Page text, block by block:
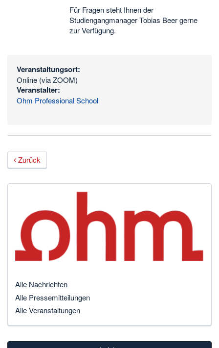
Für Fragen steht Ihnen der
Studiengangmanager Tobias Beer gerne
zur Verfügung.
Veranstaltungsort:
Online (via ZOOM)
Veranstalter:
Ohm Professional School
Zurück
Alle Nachrichten
Alle Pressemitteilungen
Alle Veranstaltungen